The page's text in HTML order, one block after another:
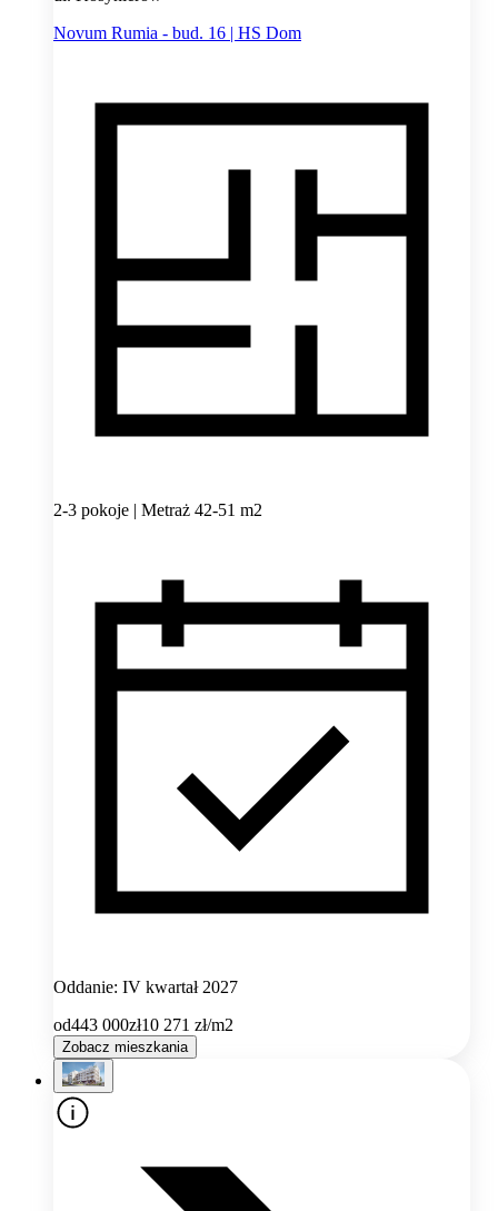
Novum Rumia - bud. 16 | HS Dom
2-3 pokoje | Metraż 42-51 m2
Oddanie: IV kwartał 2027
od443 000zł10 271 zł/m2
Zobacz mieszkania